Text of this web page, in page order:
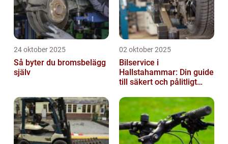
24 oktober 2025
Så byter du bromsbelägg
själv
02 oktober 2025
Bilservice i
Hallstahammar: Din guide
till säkert och pålitligt